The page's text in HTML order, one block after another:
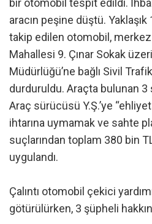
bir otomobil tespit edildi.
aracın peşine düştü.
takip edilen otomobil, merkez
Mahallesi 9. Çınar Sokak
Müdürlüğü’ne bağlı Sivil
durduruldu. Araçta bulunan 3
Araç sürücüsü Y.Ş.’ye
ihtarına uymamak ve sahte
suçlarından toplam 380 bin
uygulandı.
Çalıntı otomobil çekici
götürülürken, 3 şüpheli